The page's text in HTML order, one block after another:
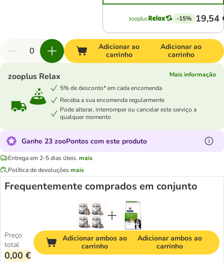
-15% 19,54
Adicionar ao
carrinho
Adicionar ao
carrinho
zooplus Relax
Mais informação
5% de desconto* em cada encomenda
Receba a sua encomenda regularmente
Pode alterar, interromper ou cancelar este serviço a
qualquer momento
Ganhe 23 zooPontos com este produto
Entrega em 2-5 dias úteis. mais
Política de devoluçõesmais
Frequentemente comprados em conjunto
Preço
total
0,00 €
Adicionar ambos ao
carrinho
Adicionar ambos ao
carrinho